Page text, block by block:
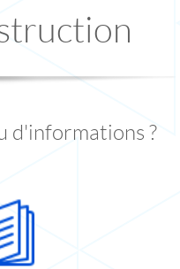
d'informations ?